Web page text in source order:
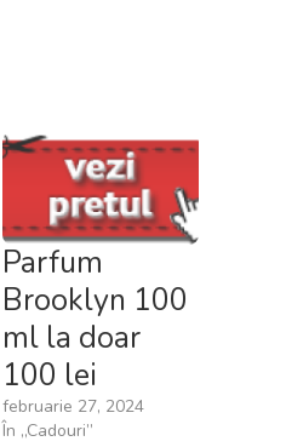
Parfum
Brooklyn 100
ml la doar
100 lei
februarie 27, 2024
În „Cadouri”